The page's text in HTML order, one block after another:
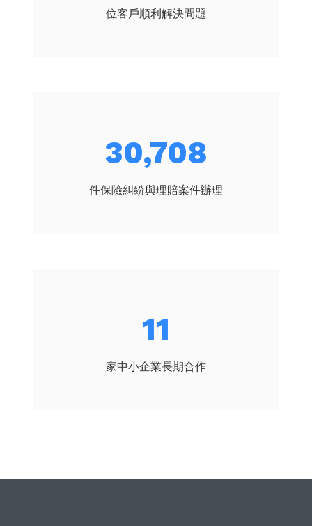
位客戶順利解決問題
34,311
件保險糾紛與理賠案件辦理
12
家中小企業長期合作